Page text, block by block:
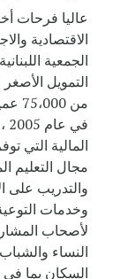
عاليا فرحات
الجمعية
التمويل الأصغر
في
المالية التي
مجال التعليم
والتدريب على
وخدمات التوعية
لأصحاب
النساء
السكان بما في